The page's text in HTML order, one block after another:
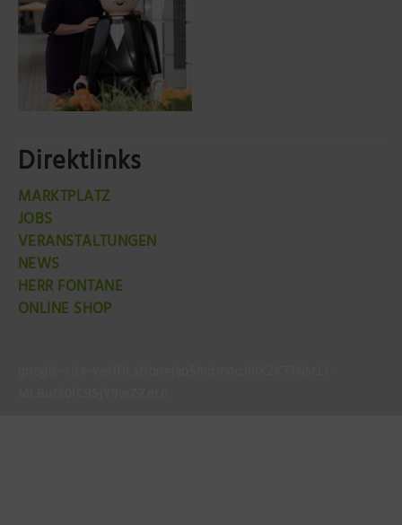
Direktlinks
MARKTPLATZ
JOBS
VERANSTALTUNGEN
NEWS
HERR FONTANE
ONLINE SHOP